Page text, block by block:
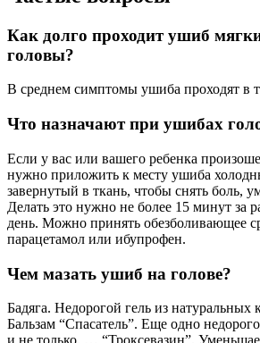
Как долго проходит ушиб
головы?
В среднем симптомы ушиба проходят в
Что назначают при ушибах
Если у вас или вашего ребенка
нужно приложить к месту ушиба
завернутый в ткань, чтобы снять боль,
Делать это нужно не более 15 минут за
день. Можно принять обезболивающее
парацетамол или ибупрофен.
Чем мазать ушиб на голове?
Бадяга. Недорогой гель из
Бальзам “Спасатель”. Еще одно